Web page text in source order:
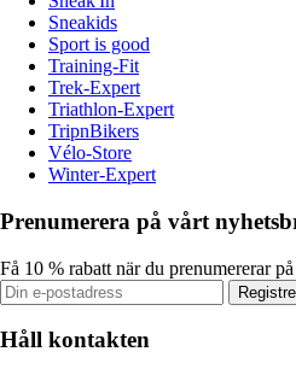
Sneakids
Sport is good
Training-Fit
Trek-Expert
Triathlon-Expert
TripnBikers
Vélo-Store
Winter-Expert
Prenumerera på vårt
Få 10 % rabatt när du prenumererar
Håll kontakten